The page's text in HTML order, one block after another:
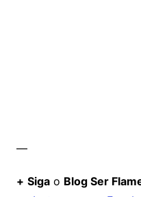
—
+ Sigao Blog Ser